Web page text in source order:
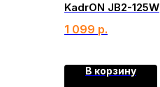
KadrON JB2-125W
1 099 р.
В корзину